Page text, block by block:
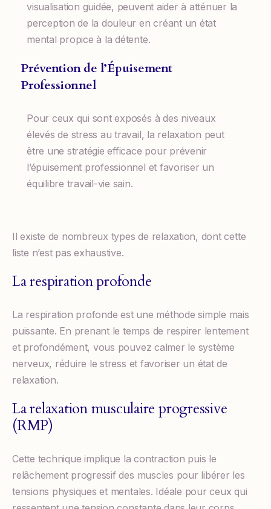
visualisation guidée, peuvent aider à atténuer la
perception de la douleur en créant un état
mental propice à la détente.
Prévention de l’Épuisement
Professionnel
Pour ceux qui sont exposés à des niveaux
élevés de stress au travail, la relaxation peut
être une stratégie efficace pour prévenir
l’épuisement professionnel et favoriser un
équilibre travail-vie sain.
Il existe de nombreux types de relaxation, dont cette
liste n’est pas exhaustive.
La respiration profonde
La respiration profonde est une méthode simple mais
puissante. En prenant le temps de respirer lentement
et profondément, vous pouvez calmer le système
nerveux, réduire le stress et favoriser un état de
relaxation.
La relaxation musculaire progressive
(RMP)
Cette technique implique la contraction puis le
relâchement progressif des muscles pour libérer les
tensions physiques et mentales. Idéale pour ceux qui